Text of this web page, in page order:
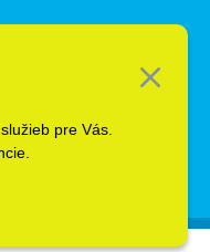
pre Vás.